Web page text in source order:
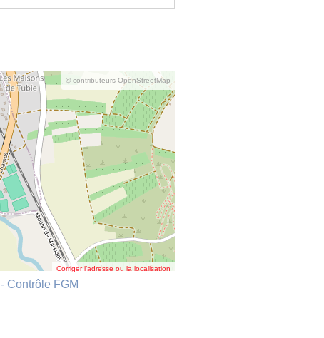
© contributeurs OpenStreetMap
Corriger l’adresse ou la localisation
Contrôle FGM